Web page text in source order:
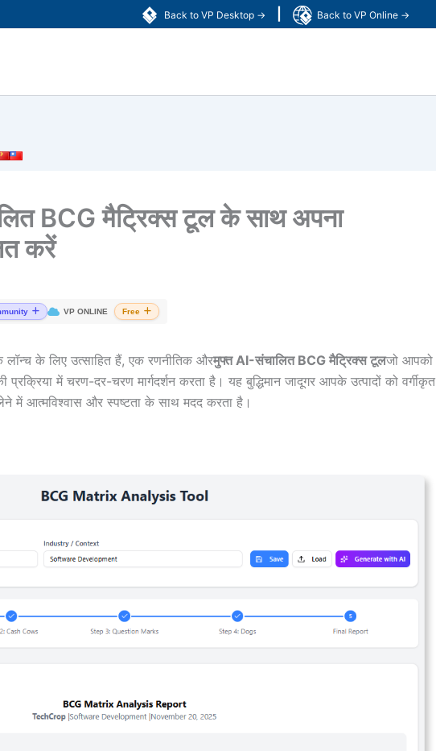
Back to VP Desktop → Back to VP Online →
BCG मैट्रिक्स टूल के साथ अपना
करें
VP ONLINE Free
के लिए उत्साहित हैं, एक रणनीतिक औरमुफ्त AI-संचालित BCG मैट्रिक्स टूलजो आपको
प्रक्रिया में चरण-दर-चरण मार्गदर्शन करता है। यह बुद्धिमान जादूगर आपके उत्पादों को वर्गीकृत
में आत्मविश्वास और स्पष्टता के साथ मदद करता है।